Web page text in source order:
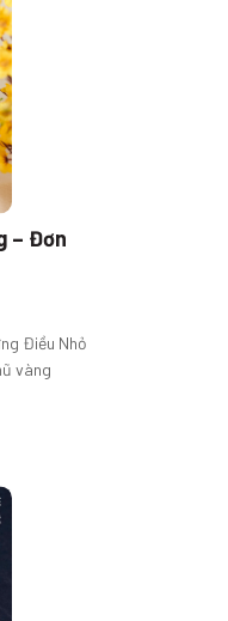
– Đơn
Điều Nhỏ
vàng